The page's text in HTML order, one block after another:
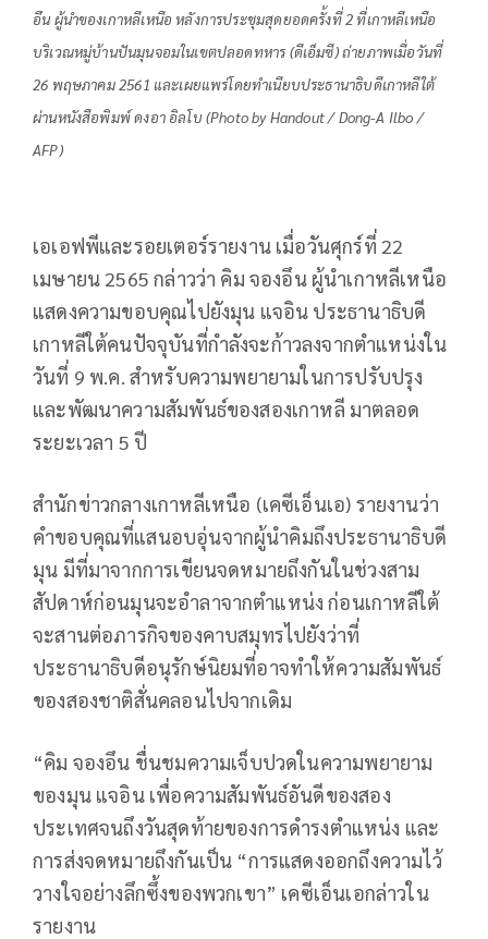
อึน ผู้นำของเกาหลีเหนือ หลังการประชุมสุดยอดครั้งที่ 2 ที่เกาหลีเหนือ
บริเวณหมู่บ้านปันมุนจอมในเขตปลอดทหาร (ดีเอ็มซี) ถ่ายภาพเมื่อวันที่
26 พฤษภาคม 2561 และเผยแพร่โดยทำเนียบประธานาธิบดีเกาหลีใต้
ผ่านหนังสือพิมพ์ ดงอา อิลโบ (Photo by Handout / Dong-A Ilbo /
AFP)
เอเอฟพีและรอยเตอร์รายงาน เมื่อวันศุกร์ที่ 22
เมษายน 2565 กล่าวว่า คิม จองอึน ผู้นำเกาหลีเหนือ
แสดงความขอบคุณไปยังมุน แจอิน ประธานาธิบดี
เกาหลีใต้คนปัจจุบันที่กำลังจะก้าวลงจากตำแหน่งใน
วันที่ 9 พ.ค. สำหรับความพยายามในการปรับปรุง
และพัฒนาความสัมพันธ์ของสองเกาหลี มาตลอด
ระยะเวลา 5 ปี
สำนักข่าวกลางเกาหลีเหนือ (เคซีเอ็นเอ) รายงานว่า
คำขอบคุณที่แสนอบอุ่นจากผู้นำคิมถึงประธานาธิบดี
มุน มีที่มาจากการเขียนจดหมายถึงกันในช่วงสาม
สัปดาห์ก่อนมุนจะอำลาจากตำแหน่ง ก่อนเกาหลีใต้
จะสานต่อภารกิจของคาบสมุทรไปยังว่าที่
ประธานาธิบดีอนุรักษ์นิยมที่อาจทำให้ความสัมพันธ์
ของสองชาติสั่นคลอนไปจากเดิม
“คิม จองอึน ชื่นชมความเจ็บปวดในความพยายาม
ของมุน แจอิน เพื่อความสัมพันธ์อันดีของสอง
ประเทศจนถึงวันสุดท้ายของการดำรงตำแหน่ง และ
การส่งจดหมายถึงกันเป็น “การแสดงออกถึงความไว้
วางใจอย่างลึกซึ้งของพวกเขา” เคซีเอ็นเอกล่าวใน
รายงาน